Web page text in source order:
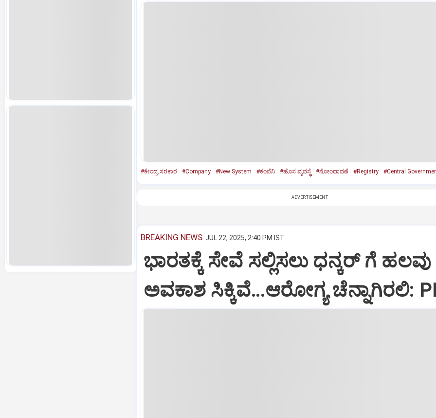
#ಕೇಂದ್ರ ಸರಕಾರ #Company #New System #ಕಂಪೆನಿ #ಹೊಸ ವ್ಯವಸ್ಥೆ #ನೋಂದಾವಣೆ #Registry #Central
ADVERTISEMENT
BREAKING NEWS JUL 22, 2025, 2:40 PM IST
ಭಾರತಕ್ಕೆ ಸೇವೆ ಸಲ್ಲಿಸಲು ಧನ್ಕರ್‌ ಗೆ ಹಲವು
ಅವಕಾಶ ಸಿಕ್ಕಿವೆ…ಆರೋಗ್ಯ ಚೆನ್ನಾಗಿರಲಿ: